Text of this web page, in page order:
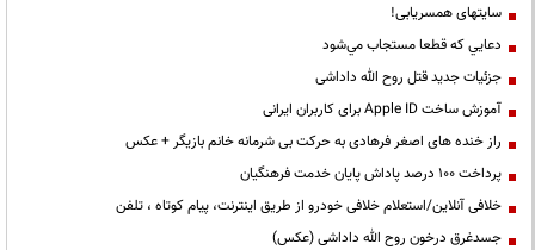
سایتهای همسریابی!
دعايي كه قطعا مستجاب مي‌شود
جزئیات جدید قتل روح الله داداشی
آموزش ساخت Apple ID برای کاربران ایرانی
راز خنده های اصغر فرهادی به حرکت بی شرمانه خانم بازیگر + عکس
پرداخت ۱۰۰ درصد پاداش پایان خدمت فرهنگیان
خلافی آنلاین/استعلام خلافی خودرو از طریق اینترنت، پیام کوتاه ، تلفن
جسدغرق درخون روح الله داداشی (عکس)